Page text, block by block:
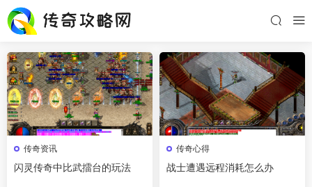
传奇资讯
闪灵传奇中比武擂台的玩法
传奇心得
战士遭遇远程消耗怎么办